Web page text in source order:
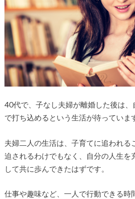
40代で、子なし夫婦が離婚した後は、
で打ち込めるという生活が待っていま
夫婦二人の生活は、子育てに追われる
迫されるわけでもなく、自分の人生を
して共に歩んできたはずです。
仕事や趣味など、一人で行動できる時